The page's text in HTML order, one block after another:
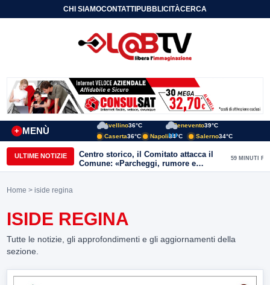
CHI SIAMOCONTATTIPUBBLICITÀCERCA
MENÙ
+
Avellino36°C Benevento39°C
Caserta36°C Napoli34°C Salerno34°C
ULTIME NOTIZIE
Centro storico, il Comitato attacca il
Comune: «Parcheggi, rumore e
degrado, servono risposte immediate»
59 MINUTI FA
Home > iside regina
ISIDE REGINA
Tutte le notizie, gli approfondimenti e gli aggiornamenti della
sezione.